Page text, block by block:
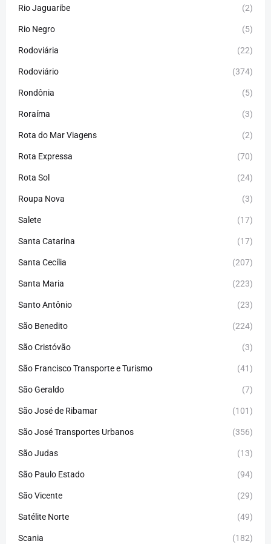
Rio Jaguaribe (2)
Rio Negro (5)
Rodoviária (22)
Rodoviário (374)
Rondônia (5)
Roraíma (3)
Rota do Mar Viagens (2)
Rota Expressa (70)
Rota Sol (24)
Roupa Nova (3)
Salete (17)
Santa Catarina (17)
Santa Cecília (207)
Santa Maria (223)
Santo Antônio (23)
São Benedito (224)
São Cristóvão (3)
São Francisco Transporte e Turismo (41)
São Geraldo (7)
São José de Ribamar (101)
São José Transportes Urbanos (356)
São Judas (13)
São Paulo Estado (94)
São Vicente (29)
Satélite Norte (49)
Scania (182)